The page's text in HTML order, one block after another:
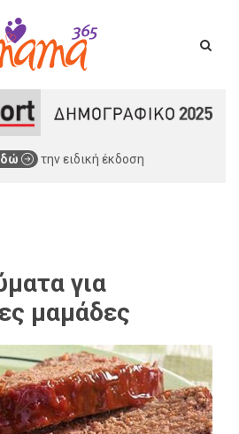
την ειδική έκδοση
για
μαμάδες